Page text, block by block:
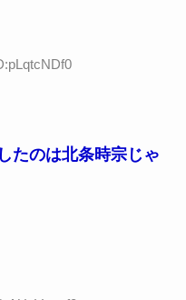
たのは北条時宗じゃ